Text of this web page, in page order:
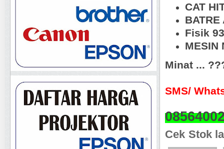
CAT
BATRE
Fisik
MESIN
Minat ...
SMS/
Cek Stok